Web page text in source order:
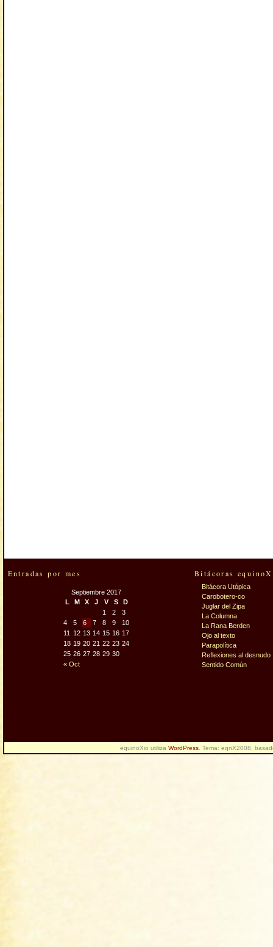
Entradas por mes
Septiembre 2017
L
M X J V S D
« Oct
1 2
3
4
5 6 7 8 9
10
11
12 13 14 15 16 17
18 19 20 21 22 23 24
25 26 27 28 29 30
Bitácoras
Bitácora Utópica
Carobotero-co
Juglar del Zipa
La Columna
La Rana Berden
Ojo al texto
Parapolítica
Reflexiones al desnudo
Sentido Común
equinoXio utiliza WordPress . Tema: eqnX2008,